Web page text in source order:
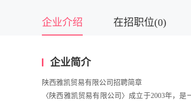
企业介绍 在招职位(0)
企业简介
陕西雅凯贸易有限公司招聘简章
〈陕西雅凯贸易有限公司〉成立于2003年，